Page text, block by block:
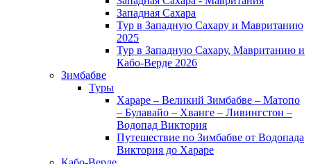
Западная Сахара
Тур в Западную Сахару и Мавританию
2025
Тур в Западную Сахару, Мавританию и
Кабо-Верде 2026
Зимбабве
Туры
Хараре – Великий Зимбабве – Матопо
– Булавайо – Хванге – Ливингстон –
Водопад Виктория
Путешествие по Зимбабве от Водопада
Виктория до Хараре